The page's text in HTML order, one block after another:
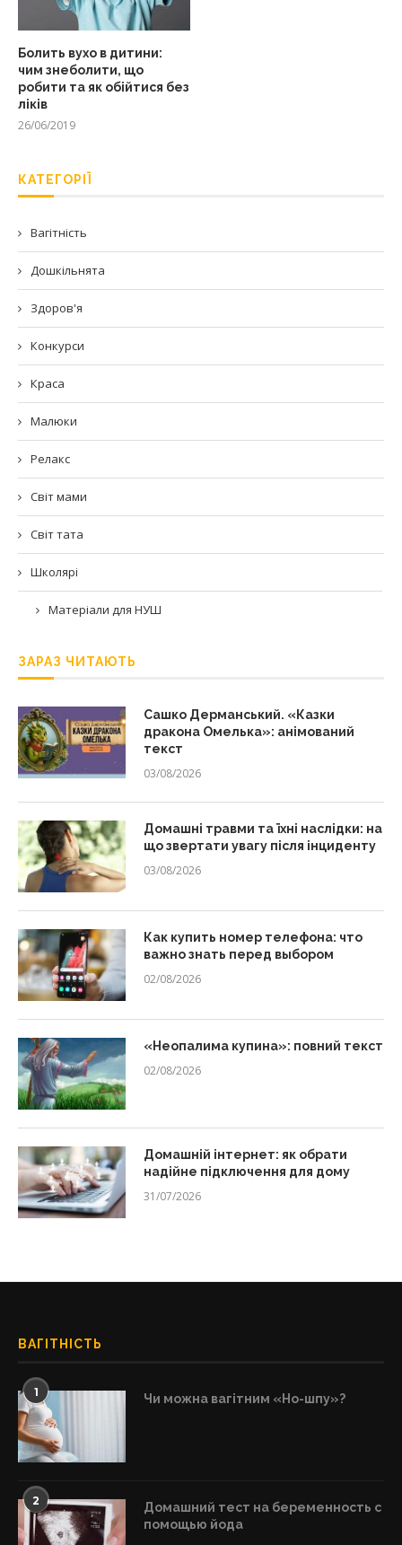
Болить вухо в дитини:
чим знеболити, що
робити та як обійтися без
ліків
26/06/2019
КАТЕГОРІЇ
Вагітність
Дошкільнята
Здоров'я
Конкурси
Краса
Малюки
Релакс
Світ мами
Світ тата
Школярі
Матеріали для НУШ
ЗАРАЗ ЧИТАЮТЬ
Сашко Дерманський. «Казки
дракона Омелька»: анімований
текст
03/08/2026
Домашні травми та їхні наслідки: на
що звертати увагу після інциденту
03/08/2026
Как купить номер телефона: что
важно знать перед выбором
02/08/2026
«Неопалима купина»: повний текст
02/08/2026
Домашній інтернет: як обрати
надійне підключення для дому
31/07/2026
ВАГІТНІСТЬ
1 Чи можна вагітним «Но-шпу»?
2
Домашний тест на беременность с
помощью йода